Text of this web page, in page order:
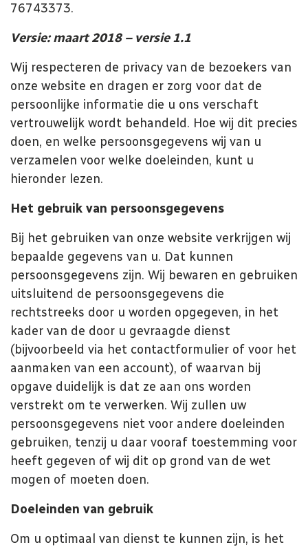
76743373.
Versie: maart 2018 – versie 1.1
Wij respecteren de privacy van de bezoekers van
onze website en dragen er zorg voor dat de
persoonlijke informatie die u ons verschaft
vertrouwelijk wordt behandeld. Hoe wij dit precies
doen, en welke persoonsgegevens wij van u
verzamelen voor welke doeleinden, kunt u
hieronder lezen.
Het gebruik van persoonsgegevens
Bij het gebruiken van onze website verkrijgen wij
bepaalde gegevens van u. Dat kunnen
persoonsgegevens zijn. Wij bewaren en gebruiken
uitsluitend de persoonsgegevens die
rechtstreeks door u worden opgegeven, in het
kader van de door u gevraagde dienst
(bijvoorbeeld via het contactformulier of voor het
aanmaken van een account), of waarvan bij
opgave duidelijk is dat ze aan ons worden
verstrekt om te verwerken. Wij zullen uw
persoonsgegevens niet voor andere doeleinden
gebruiken, tenzij u daar vooraf toestemming voor
heeft gegeven of wij dit op grond van de wet
mogen of moeten doen.
Doeleinden van gebruik
Om u optimaal van dienst te kunnen zijn, is het